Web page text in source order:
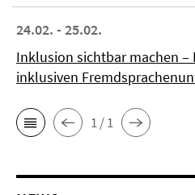
24.02. - 25.02.
Inklusion sichtbar machen –
inklusiven
1 / 1